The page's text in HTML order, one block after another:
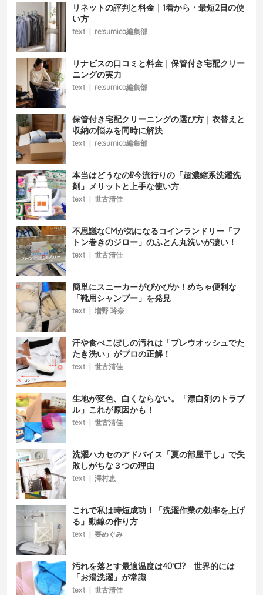
リネットの評判と料金｜1着から・最短2日の使
い方
text re:sumica編集部
リナビスの口コミと料金｜保管付き宅配クリー
ニングの実力
text re:sumica編集部
保管付き宅配クリーニングの選び方｜衣替えと
収納の悩みを同時に解決
text re:sumica編集部
本当はどうなの⁉今流行りの「超濃縮系洗濯洗
剤」メリットと上手な使い方
text 世古清佳
不思議なCMが気になるコインランドリー「フ
トン巻きのジロー」のふとん丸洗いが凄い！
text 世古清佳
簡単にスニーカーがぴかぴか！めちゃ便利な
「靴用シャンプー」を発見
text 増野 玲奈
汗や食べこぼしの汚れは「プレウオッシュでた
たき洗い」がプロの正解！
text 世古清佳
生地が変色、白くならない。「漂白剤のトラブ
ル」これが原因かも！
text 世古清佳
洗濯ハカセのアドバイス「夏の部屋干し」で失
敗しがちな３つの理由
text 澤村恵
これで私は時短成功！「洗濯作業の効率を上げ
る」動線の作り方
text 要めぐみ
汚れを落とす最適温度は40℃!? 世界的には
「お湯洗濯」が常識
text 世古清佳